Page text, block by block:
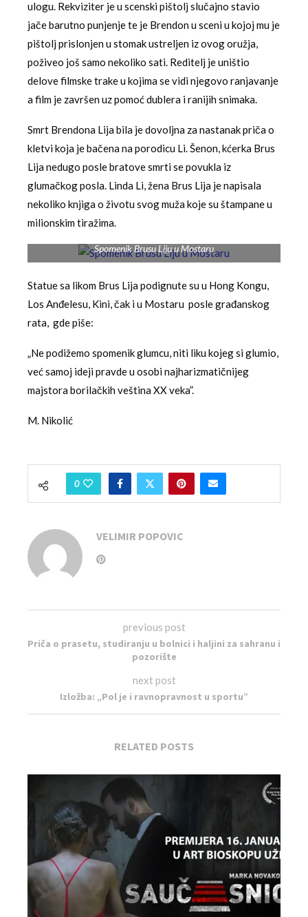
ulogu. Rekviziter je u scenski pištolj slučajno stavio
jače barutno punjenje te je Brendon u sceni u kojoj mu je
pištolj prislonjen u stomak ustreljen iz ovog oružja,
poživeo još samo nekoliko sati. Reditelj je uništio
delove filmske trake u kojima se vidi njegovo ranjavanje
a film je završen uz pomoć dublera i ranijih snimaka.
Smrt Brendona Lija bila je dovoljna za nastanak priča o
kletvi koja je bačena na porodicu Li. Šenon, kćerka Brus
Lija nedugo posle bratove smrti se povukla iz
glumačkog posla. Linda Li, žena Brus Lija je napisala
nekoliko knjiga o životu svog muža koje su štampane u
milionskim tiražima.
Spomenik Brusu Liju u Mostaru
Statue sa likom Brus Lija podignute su u Hong Kongu,
Los Anđelesu, Kini, čak i u Mostaru posle građanskog
rata, gde piše:
„Ne podižemo spomenik glumcu, niti liku kojeg si glumio,
već samoj ideji pravde u osobi najharizmatičnijeg
majstora borilačkih veština XX veka”.
M. Nikolić
0
VELIMIR POPOVIC
previous post
Priča o prasetu, studiranju u bolnici i haljini za sahranu i
pozorište
next post
Izložba: „Pol je i ravnopravnost u sportu”
RELATED POSTS